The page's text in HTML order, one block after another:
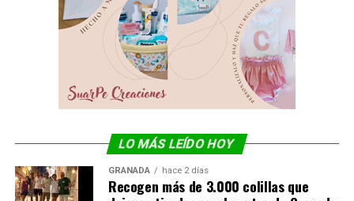
LO MÁS LEÍDO HOY
GRANADA hace 2 días
Recogen más de 3.000 colillas que